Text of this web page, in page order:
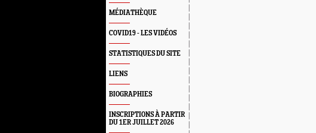
MÉDIATHÈQUE
COVID19 - LES VIDÉOS
STATISTIQUES DU SITE
LIENS
BIOGRAPHIES
INSCRIPTIONS À PARTIR
DU 1ER JUILLET 2026